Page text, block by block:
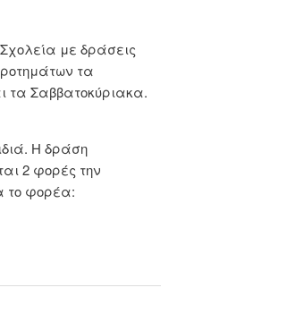
με δράσεις
τα
τα Σαββατοκύριακα.
Η δράση
2 φορές την
το φορέα: